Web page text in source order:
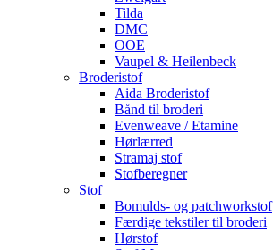
Tilda
DMC
OOE
Vaupel & Heilenbeck
Broderistof
Aida Broderistof
Bånd til broderi
Evenweave / Etamine
Hørlærred
Stramaj stof
Stofberegner
Stof
Bomulds- og patchworkstof
Færdige tekstiler til broderi
Hørstof